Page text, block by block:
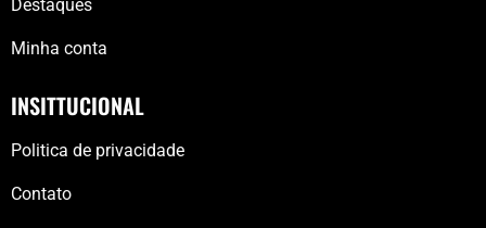
Destaques
Minha conta
INSITTUCIONAL
Politica de privacidade
Contato